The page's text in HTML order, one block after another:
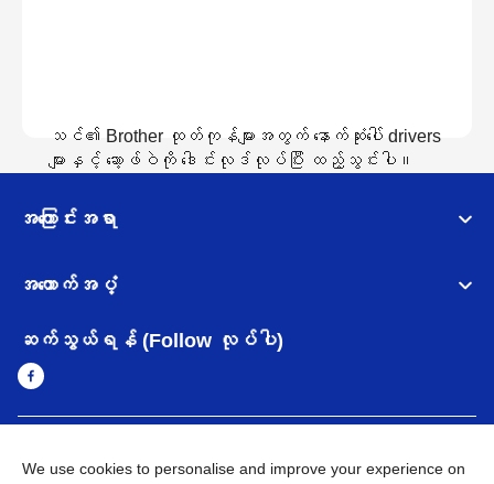
သင်၏ Brother ထုတ်ကုန်များအတွက် နောက်ဆုံးပေါ် drivers
များနှင့် ဆော့ဖ်ဝဲကို ဒေါင်းလုဒ်လုပ်ပြီး ထည့်သွင်းပါ။
အကြောင်းအရာ
အထောက်အပံ့
ဆက်သွယ်ရန် (Follow လုပ်ပါ)
We use cookies to personalise and improve your experience on